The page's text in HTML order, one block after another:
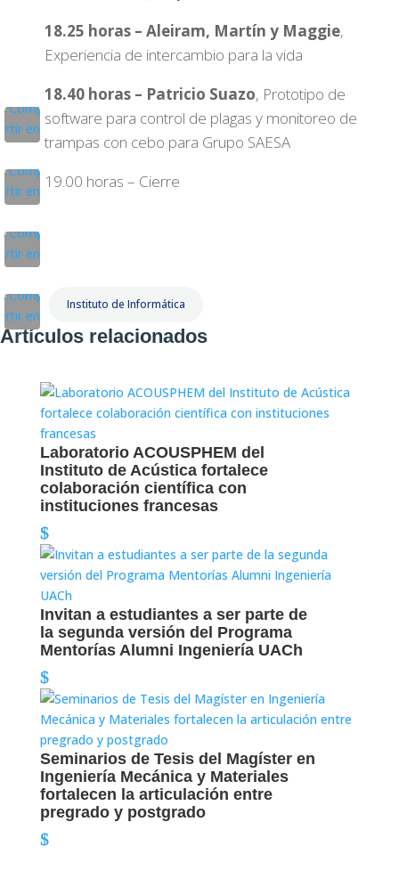
18.25 horas – Aleiram, Martín y Maggie,
Experiencia de intercambio para la vida
18.40 horas – Patricio Suazo, Prototipo de
software para control de plagas y monitoreo de
trampas con cebo para Grupo SAESA
19.00 horas – Cierre
Instituto de Informática
Artículos relacionados
Laboratorio ACOUSPHEM del
Instituto de Acústica fortalece
colaboración científica con
instituciones francesas
Invitan a estudiantes a ser parte de
la segunda versión del Programa
Mentorías Alumni Ingeniería UACh
Seminarios de Tesis del Magíster en
Ingeniería Mecánica y Materiales
fortalecen la articulación entre
pregrado y postgrado